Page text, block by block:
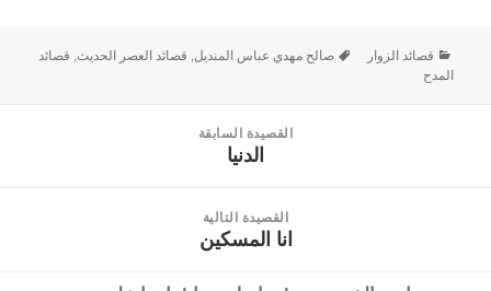
قصائد الزوار صالح مهدي عباس المنديل قصائد العصر الحديث قصائد
المدح
القصيدة السابقة
الدنيا
القصيدة التالية
انا المسكين